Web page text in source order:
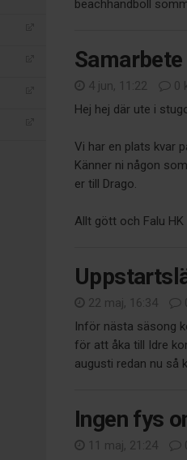
beachhandboll
4 jun, 11:22
0
Hej hej där ute i
Vi har en plats kvar
Känner ni någon
er till Drago.
Allt gött och Falu
22 maj, 16:34
Inför nästa säsong
för att åka till Idre
augusti redan nu så
Ingen fys
11 maj, 21:24